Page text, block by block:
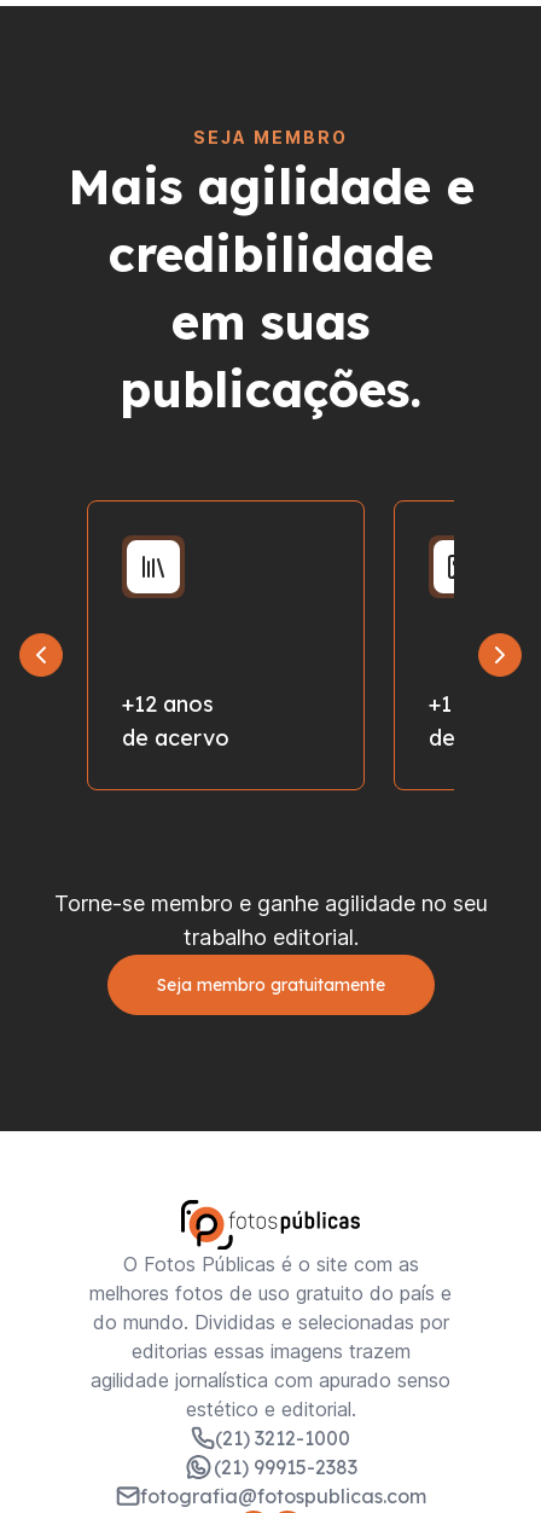
SEJA MEMBRO
Mais agilidade e
credibilidade
em suas
publicações.
+12 anos
de acervo
+1 milhão
de fotos
Torne-se membro e ganhe agilidade no seu
trabalho editorial.
Seja membro gratuitamente
O Fotos Públicas é o site com as
melhores fotos de uso gratuito do país e
do mundo. Divididas e selecionadas por
editorias essas imagens trazem
agilidade jornalística com apurado senso
estético e editorial.
(21) 3212-1000
(21) 99915-2383
fotografia@fotospublicas.com